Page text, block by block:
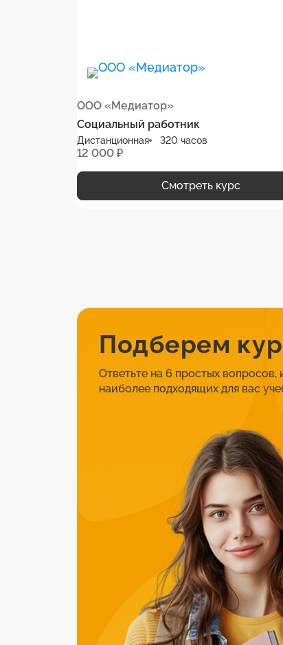
ООО «Медиатор»
Социальный работник
Дистанционная 320 часов
12 000 ₽
Смотреть курс
Подберем
Ответьте на 6 простых
наиболее подходящих для вас